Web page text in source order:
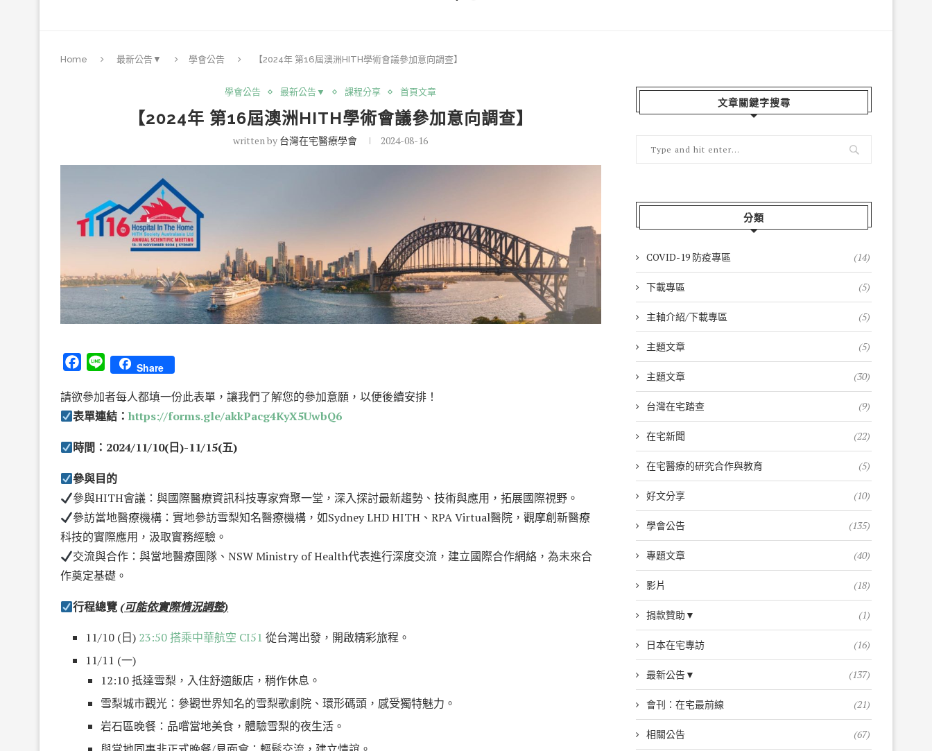
Home 最新公告▼ 學會公告 【2024年 第16屆澳洲HITH學術會議參加意向調查】
學會公告 最新公告▼ 課程分享 首頁文章
【2024年 第16屆澳洲HITH學術會議參加意向調查】
written by 台灣在宅醫療學會 2024-08-16
Facebook
Line Share
請欲參加者每人都填一份此表單，讓我們了解您的參加意願，以便後續安排！
表單連結：https://forms.gle/akkPacg4KyX5UwbQ6
時間：2024/11/10(日)-11/15(五)
參與目的
參與HITH會議：與國際醫療資訊科技專家齊聚一堂，深入探討最新趨勢、技術與應用，拓展國際視野。
參訪當地醫療機構：實地參訪雪梨知名醫療機構，如Sydney LHD HITH、RPA Virtual醫院，觀摩創新醫療
科技的實際應用，汲取實務經驗。
交流與合作：與當地醫療團隊、NSW Ministry of Health代表進行深度交流，建立國際合作網絡，為未來合
作奠定基礎。
行程總覽 (可能依實際情況調整)
11/10 (日) 23:50 搭乘中華航空 CI51 從台灣出發，開啟精彩旅程。
11/11 (一)
12:10 抵達雪梨，入住舒適飯店，稍作休息。
雪梨城市觀光：參觀世界知名的雪梨歌劇院、環形碼頭，感受獨特魅力。
岩石區晚餐：品嚐當地美食，體驗雪梨的夜生活。
文章關鍵字搜尋
分類
COVID-19 防疫專區 (14)
下載專區 (5)
主軸介紹/下載專區 (5)
主題文章 (5)
主題文章 (30)
台灣在宅踏查 (9)
在宅新聞 (22)
在宅醫療的研究合作與教育 (5)
好文分享 (10)
學會公告 (135)
專題文章 (40)
影片 (18)
捐款贊助▼ (1)
日本在宅專訪 (16)
最新公告▼ (137)
會刊：在宅最前線 (21)
相關公告 (67)